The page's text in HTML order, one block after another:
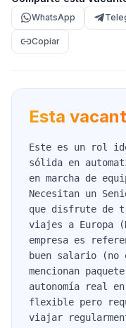
WhatsApp
Copiar
Esta
Este es un rol
sólida en
en marcha de
Necesitan un
que disfrute de
viajes a Europa
empresa es
buen salario (no
mencionan
autonomía real
flexible pero
viajar